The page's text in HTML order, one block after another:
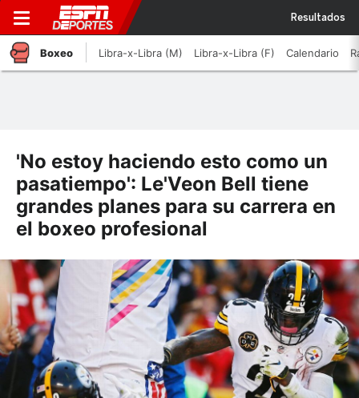
Resultados
Boxeo Libra-x-Libra (M) Libra-x-Libra (F) Calendario
'No estoy haciendo esto como un
pasatiempo': Le'Veon Bell tiene
grandes planes para su carrera en
el boxeo profesional